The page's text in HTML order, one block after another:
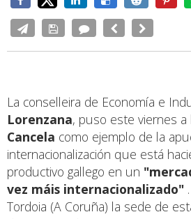
La conselleira de Economía e
Lorenzana, puso este viernes a
Cancela como ejemplo de la
internacionalización que está
productivo gallego en un
vez máis internacionalizado"
Tordoia (A Coruña) la sede de